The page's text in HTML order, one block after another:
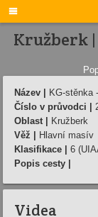

Kružberk
Název |
KG-stěnka
Číslo v průvodci |
Oblast |
Kružberk
Věž |
Hlavní masív
Klasifikace |
6
Popis cesty |
Videa